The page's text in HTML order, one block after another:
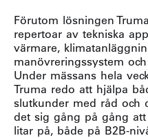
Förutom lösningen
repertoar av tekniska
värmare,
manövreringssystem
Under mässans hela
Truma redo att hjälpa
slutkunder med råd och
det sig gång på gång
litar på, både på B2B-